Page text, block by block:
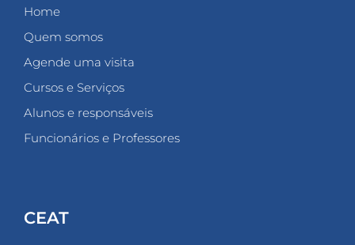
Home
Quem somos
Agende uma visita
Cursos e Serviços
Alunos e responsáveis
Funcionários e Professores
CEAT